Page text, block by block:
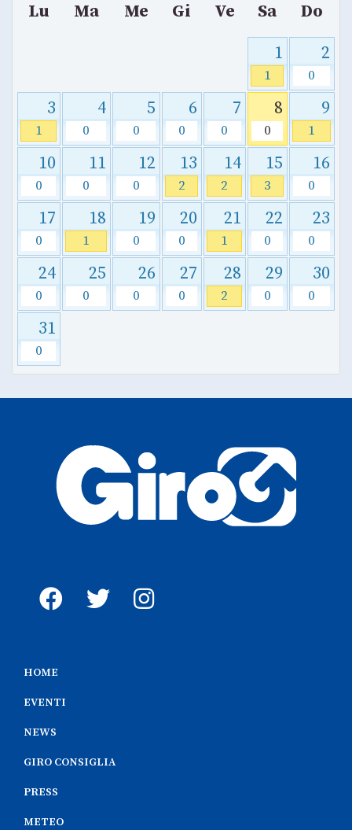
Lu Ma Me Gi Ve Sa
Do
1
1
2
0
3
1
4
0
5
0
6
0
7
0
8
0
9
1
10
0
11
0
12
0
13
2
14
2
15
3
16
0
17
0
18
1
19
0
20
0
21
1
22
0
23
0
24
0
25
0
26
0
27
0
28
2
29
0
30
0
31
0
HOME
EVENTI
NEWS
GIRO CONSIGLIA
PRESS
METEO